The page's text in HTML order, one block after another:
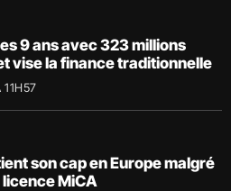
9 ans avec 323 millions
vise la finance traditionnelle
son cap en Europe malgré
MiCA